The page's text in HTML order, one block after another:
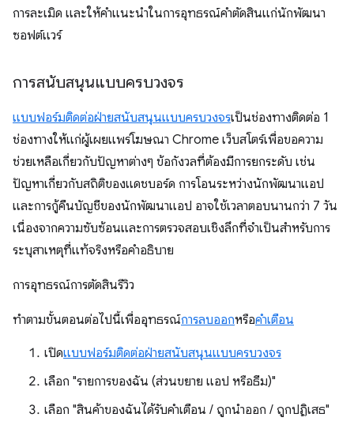
การละเมิด และให้คำแนะนำในการอุทธรณ์คำตัดสินแก่นักพัฒนา
ซอฟต์แวร์
การสนับสนุนแบบครบวงจร
แบบฟอร์มติดต่อฝ่ายสนับสนุนแบบครบวงจรเป็นช่องทางติดต่อ 1
ช่องทางให้แก่ผู้เผยแพร่โฆษณา Chrome เว็บสโตร์เพื่อขอความ
ช่วยเหลือเกี่ยวกับปัญหาต่างๆ ข้อกังวลที่ต้องมีการยกระดับ เช่น
ปัญหาเกี่ยวกับสถิติของแดชบอร์ด การโอนระหว่างนักพัฒนาแอป
และการกู้คืนบัญชีของนักพัฒนาแอป อาจใช้เวลาตอบนานกว่า 7 วัน
เนื่องจากความซับซ้อนและการตรวจสอบเชิงลึกที่จำเป็นสำหรับการ
ระบุสาเหตุที่แท้จริงหรือคำอธิบาย
การอุทธรณ์การตัดสินรีวิว
ทําตามขั้นตอนต่อไปนี้เพื่ออุทธรณ์การลบออกหรือคําเตือน
เปิดแบบฟอร์มติดต่อฝ่ายสนับสนุนแบบครบวงจร
เลือก "รายการของฉัน (ส่วนขยาย แอป หรือธีม)"
เลือก "สินค้าของฉันได้รับคำเตือน / ถูกนำออก / ถูกปฏิเสธ"